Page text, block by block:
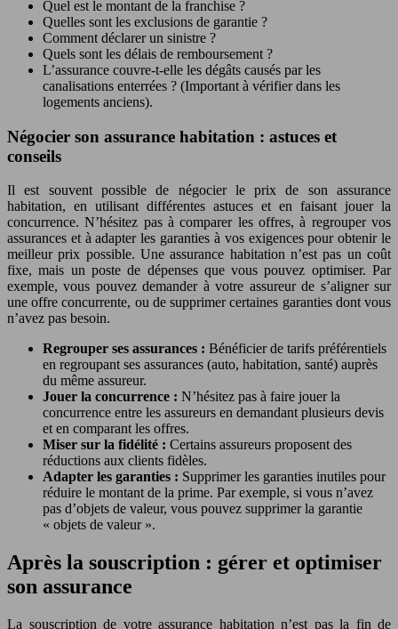
Quel est le montant de la franchise ?
Quelles sont les exclusions de garantie ?
Comment déclarer un sinistre ?
Quels sont les délais de remboursement ?
L’assurance couvre-t-elle les dégâts causés par les
canalisations enterrées ? (Important à vérifier dans les
logements anciens).
Négocier son assurance habitation : astuces et
conseils
Il est souvent possible de négocier le prix de son assurance
habitation, en utilisant différentes astuces et en faisant jouer la
concurrence. N’hésitez pas à comparer les offres, à regrouper vos
assurances et à adapter les garanties à vos exigences pour obtenir le
meilleur prix possible. Une assurance habitation n’est pas un coût
fixe, mais un poste de dépenses que vous pouvez optimiser. Par
exemple, vous pouvez demander à votre assureur de s’aligner sur
une offre concurrente, ou de supprimer certaines garanties dont vous
n’avez pas besoin.
Regrouper ses assurances : Bénéficier de tarifs préférentiels
en regroupant ses assurances (auto, habitation, santé) auprès
du même assureur.
Jouer la concurrence : N’hésitez pas à faire jouer la
concurrence entre les assureurs en demandant plusieurs devis
et en comparant les offres.
Miser sur la fidélité : Certains assureurs proposent des
réductions aux clients fidèles.
Adapter les garanties : Supprimer les garanties inutiles pour
réduire le montant de la prime. Par exemple, si vous n’avez
pas d’objets de valeur, vous pouvez supprimer la garantie
« objets de valeur ».
Après la souscription : gérer et optimiser
son assurance
La souscription de votre assurance habitation n’est pas la fin de